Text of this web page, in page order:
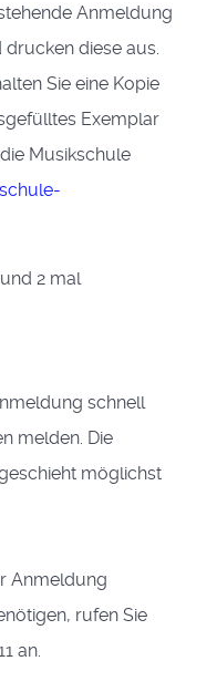
Anmeldung
drucken diese aus.
Sie eine Kopie
Exemplar
Musikschule
2 mal
schnell
melden. Die
möglichst
Anmeldung
rufen Sie
an.